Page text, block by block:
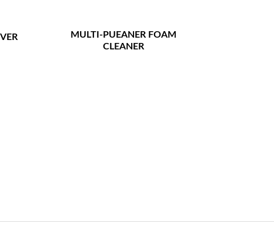
MULTI-PUEANER FOAM
CLEANER